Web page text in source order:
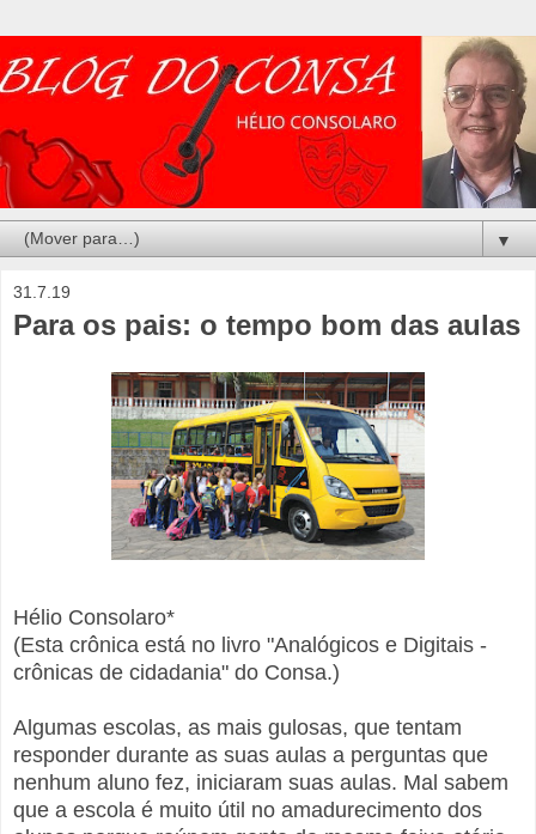
▼
31.7.19
Para os pais: o tempo bom das aulas
Hélio Consolaro*
(Esta crônica está no livro "Analógicos e Digitais -
crônicas de cidadania" do Consa.)
Algumas escolas, as mais gulosas, que tentam
responder durante as suas aulas a perguntas que
nenhum aluno fez, iniciaram suas aulas. Mal sabem
que a escola é muito útil no amadurecimento dos